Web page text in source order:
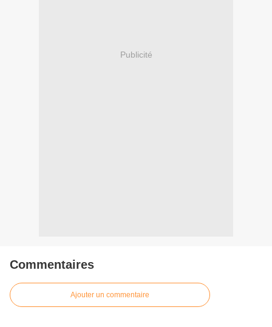
Publicité
Commentaires
Ajouter un commentaire